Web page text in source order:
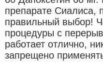
препарате Сиалиса,
правильный выбор!
процедуры с
работает отлично,
запрещено